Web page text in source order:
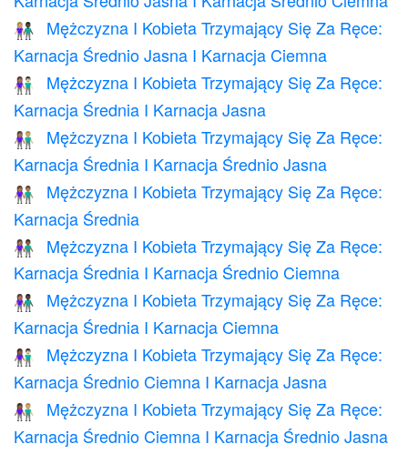
👩🏼‍🤝‍👨🏿
Mężczyzna I Kobieta Trzymający Się Za Ręce:
Karnacja Średnio Jasna I Karnacja Ciemna
👩🏽‍🤝‍👨🏻
Mężczyzna I Kobieta Trzymający Się Za Ręce:
Karnacja Średnia I Karnacja Jasna
👩🏽‍🤝‍👨🏼
Mężczyzna I Kobieta Trzymający Się Za Ręce:
Karnacja Średnia I Karnacja Średnio Jasna
👫🏽
Mężczyzna I Kobieta Trzymający Się Za Ręce:
Karnacja Średnia
👩🏽‍🤝‍👨🏾
Mężczyzna I Kobieta Trzymający Się Za Ręce:
Karnacja Średnia I Karnacja Średnio Ciemna
👩🏽‍🤝‍👨🏿
Mężczyzna I Kobieta Trzymający Się Za Ręce:
Karnacja Średnia I Karnacja Ciemna
👩🏾‍🤝‍👨🏻
Mężczyzna I Kobieta Trzymający Się Za Ręce:
Karnacja Średnio Ciemna I Karnacja Jasna
👩🏾‍🤝‍👨🏼
Mężczyzna I Kobieta Trzymający Się Za Ręce:
Karnacja Średnio Ciemna I Karnacja Średnio Jasna